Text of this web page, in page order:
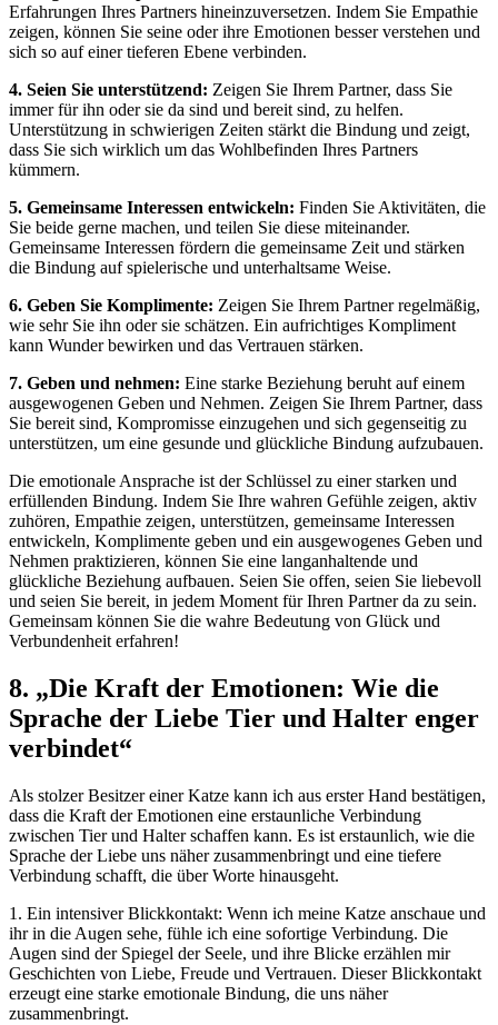
Erfahrungen Ihres Partners hineinzuversetzen. Indem Sie Empathie
zeigen,⁢ können‌ Sie seine ‍oder ihre⁤ Emotionen besser verstehen und
sich ‌so auf einer tieferen Ebene verbinden.
4. Seien ‍Sie unterstützend: Zeigen Sie ⁣Ihrem ​Partner, ​dass Sie
immer für ihn ​oder sie da sind und bereit⁢ sind, zu ‌helfen.
Unterstützung ​in‍ schwierigen ‍Zeiten stärkt die Bindung und zeigt,
dass Sie sich wirklich um das Wohlbefinden Ihres Partners⁢
kümmern.
5. Gemeinsame Interessen ‌entwickeln: Finden Sie Aktivitäten, die⁢
Sie beide gerne⁤ machen, und teilen Sie diese miteinander.
Gemeinsame Interessen fördern die gemeinsame‍ Zeit und stärken
‍die Bindung ‍auf ⁤spielerische und unterhaltsame Weise.
6. Geben Sie Komplimente: Zeigen Sie⁤ Ihrem ‍Partner regelmäßig,
wie sehr Sie ihn⁣ oder sie schätzen. Ein⁢ aufrichtiges Kompliment ​
kann Wunder bewirken und ⁢das Vertrauen ‌stärken.
7. Geben und nehmen: ⁣Eine starke Beziehung beruht auf‌ einem
ausgewogenen ‌Geben und Nehmen. Zeigen Sie Ihrem Partner, dass ​
Sie​ bereit sind, Kompromisse einzugehen und sich gegenseitig zu
unterstützen, um eine gesunde und glückliche Bindung aufzubauen.
Die emotionale​ Ansprache ist der Schlüssel zu einer‌ starken und
erfüllenden Bindung. Indem Sie Ihre wahren ⁤Gefühle⁢ zeigen, aktiv
zuhören, Empathie ⁢zeigen, unterstützen, gemeinsame Interessen
entwickeln, Komplimente geben und ein ausgewogenes Geben und
Nehmen ⁢praktizieren, ‌können Sie eine langanhaltende ⁢und
glückliche Beziehung aufbauen. Seien Sie ⁤offen, ‌seien Sie liebevoll‍
und seien⁢ Sie bereit, in jedem Moment für Ihren ⁤Partner da zu sein.
Gemeinsam ⁣können Sie die ⁢wahre⁢ Bedeutung von⁣ Glück und
Verbundenheit erfahren!
8. „Die Kraft​ der ‍Emotionen:⁣ Wie die
Sprache⁣ der Liebe Tier und Halter ‍enger
verbindet“
Als stolzer Besitzer einer Katze kann ich aus erster Hand bestätigen,
dass die Kraft der Emotionen eine erstaunliche Verbindung
zwischen Tier und Halter schaffen kann. Es ist erstaunlich, wie die
Sprache der​ Liebe ‍uns näher zusammenbringt und eine tiefere
Verbindung schafft, die ​über ⁢Worte⁢ hinausgeht.
1. Ein intensiver Blickkontakt: Wenn ich meine Katze anschaue und
ihr in ‍die Augen sehe, fühle ich eine sofortige Verbindung. ⁣Die
Augen‌ sind der​ Spiegel der⁤ Seele, und ihre⁣ Blicke erzählen mir
Geschichten von ⁣Liebe, ⁤Freude und Vertrauen. Dieser Blickkontakt
erzeugt eine starke emotionale Bindung, die uns​ näher
zusammenbringt.